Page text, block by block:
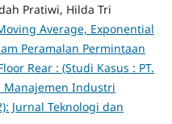
Pratiwi, Hilda Tri
Average, Exponential
Peramalan Permintaan
Rear : (Studi Kasus : PT.
Manajemen Industri
Jurnal Teknologi dan